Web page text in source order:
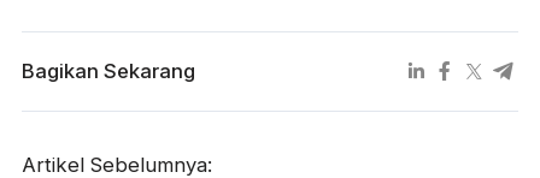
Bagikan Sekarang
Artikel Sebelumnya: